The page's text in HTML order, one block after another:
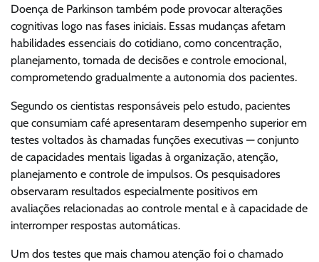
Doença de Parkinson também pode provocar alterações
cognitivas logo nas fases iniciais. Essas mudanças afetam
habilidades essenciais do cotidiano, como concentração,
planejamento, tomada de decisões e controle emocional,
comprometendo gradualmente a autonomia dos pacientes.
Segundo os cientistas responsáveis pelo estudo, pacientes
que consumiam café apresentaram desempenho superior em
testes voltados às chamadas funções executivas — conjunto
de capacidades mentais ligadas à organização, atenção,
planejamento e controle de impulsos. Os pesquisadores
observaram resultados especialmente positivos em
avaliações relacionadas ao controle mental e à capacidade de
interromper respostas automáticas.
Um dos testes que mais chamou atenção foi o chamado